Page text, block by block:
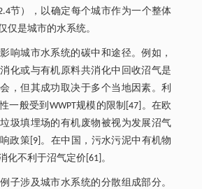
节），以确定每个城市作为一个整体
仅是城市的水系统。
响城市水系统的碳中和途径。例如，
化或与有机原料共消化中回收沼气是
，但其成功取决于多个当地因素。利
一般受到WWPT规模的限制[47]。在欧
圾填埋场的有机废物被视为发展沼气
政策[9]。在中国，污水污泥中有机物
化不利于沼气定价[61]。
子涉及城市水系统的分散组成部分。